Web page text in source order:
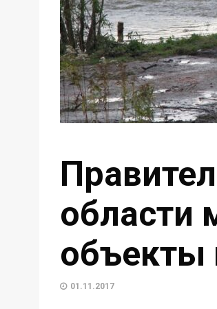
области
объекты
01.11.2017